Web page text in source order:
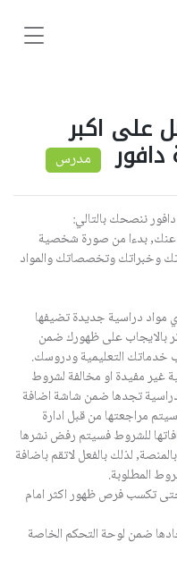
على اكبر
مدرس
ننصحك بالتالي:
عنك, بدءا من صورة شخصية
وخبراتك وتخصصاتك والمواد
دراسية جديدة تضيفها
بالايجاب على ظهورك ضمن
خدماتك التعليمية ودروسك.
غير مفيدة او مخالفة لشروط
تجدها ضمن شاشة اضافة
مراجعتها من قبل ادارة
للشروط فسيتم رفض نشرها
لذلك بالفعل لاتقم باضافة
المطلوبة.
تكسب فرص ظهور اكثر امام
ضمن لوحة التحكم الخاصة